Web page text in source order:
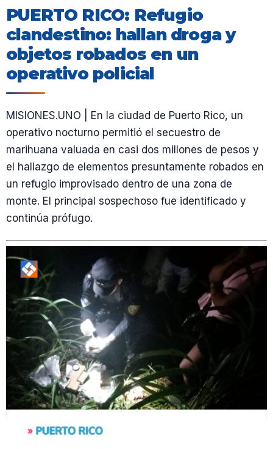
PUERTO RICO: Refugio
clandestino: hallan droga y
objetos robados en un
operativo policial
MISIONES.UNO | En la ciudad de Puerto Rico, un
operativo nocturno permitió el secuestro de
marihuana valuada en casi dos millones de pesos y
el hallazgo de elementos presuntamente robados en
un refugio improvisado dentro de una zona de
monte. El principal sospechoso fue identificado y
continúa prófugo.